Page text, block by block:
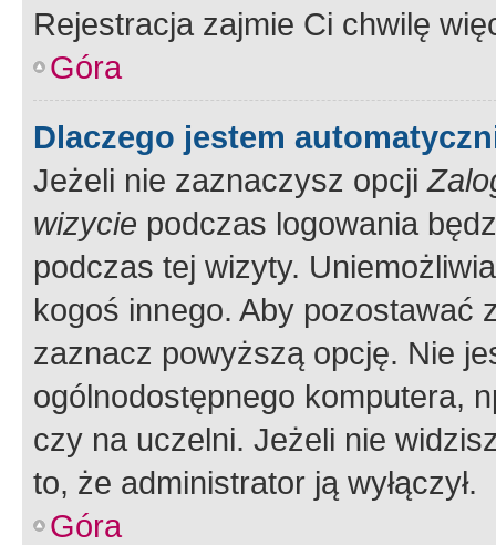
Rejestracja zajmie Ci chwilę
Góra
Dlaczego jestem
Jeżeli nie zaznaczysz opcji
wizycie podczas logowania
podczas tej wizyty.
kogoś innego. Aby pozostawać
zaznacz powyższą opcję. Nie
ogólnodostępnego komputera,
czy na uczelni. Jeżeli nie
to, że administrator ją wyłączył.
Góra